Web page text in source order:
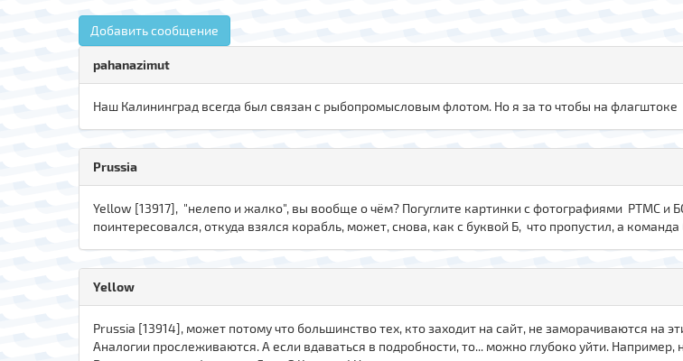
Добавить сообщение
pahanazimut
Наш Калининград всегда был связан с рыбопромысловым флотом. Но я за то чтобы на
Prussia
Yellow [13917], "нелепо и жалко", вы вообще о чём? Погуглите картинки с фотографиями РТМС и
поинтересовался, откуда взялся корабль, может, снова, как с буквой Б, что пропустил, а
Yellow
Prussia [13914], может потому что большинство тех, кто заходит на сайт, не заморачиваются на
Аналогии прослеживаются. А если вдаваться в подробности, то... можно глубоко уйти.